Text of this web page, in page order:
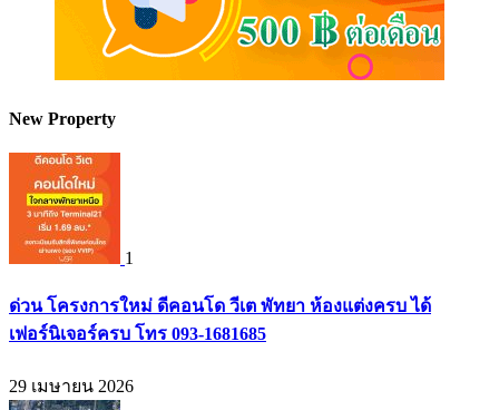
New Property
1
ด่วน โครงการใหม่ ดีคอนโด วีเต พัทยา ห้องแต่งครบ ได้
เฟอร์นิเจอร์ครบ โทร 093-1681685
29 เมษายน 2026